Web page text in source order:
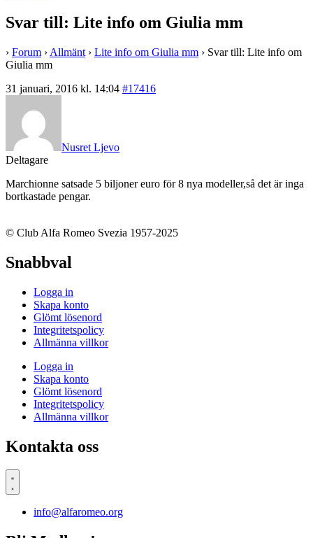
Svar till: Lite info om Giulia mm
› Forum › Allmänt › Lite info om Giulia mm › Svar till: Lite info om
Giulia mm
31 januari, 2016 kl. 14:04 #17416
Nusret Ljevo
Deltagare
Marchionne satsade 5 biljoner euro för 8 nya modeller,så det är inga
bortkastade pengar.
© Club Alfa Romeo Svezia 1957-2025
Snabbval
Logga in
Skapa konto
Glömt lösenord
Integritetspolicy
Allmänna villkor
Logga in
Skapa konto
Glömt lösenord
Integritetspolicy
Allmänna villkor
Kontakta oss
info@alfaromeo.org